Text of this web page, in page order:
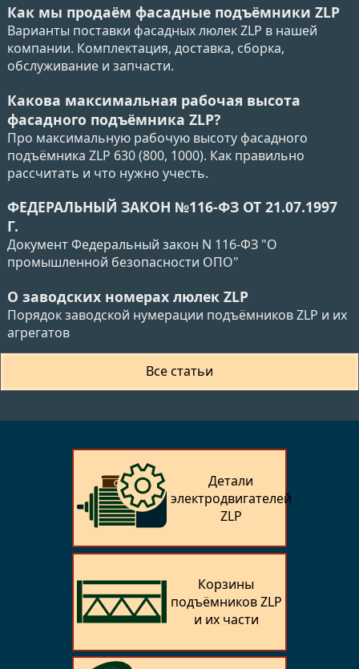
Как мы продаём фасадные подъёмники ZLP
Варианты поставки фасадных люлек ZLP в нашей
компании. Комплектация, доставка, сборка,
обслуживание и запчасти.
Какова максимальная рабочая высота
фасадного подъёмника ZLP?
Про максимальную рабочую высоту фасадного
подъёмника ZLP 630 (800, 1000). Как правильно
рассчитать и что нужно учесть.
ФЕДЕРАЛЬНЫЙ ЗАКОН №116-ФЗ ОТ 21.07.1997
Г.
Документ Федеральный закон N 116-ФЗ "О
промышленной безопасности ОПО"
О заводских номерах люлек ZLP
Порядок заводской нумерации подъёмников ZLP и их
агрегатов
Все статьи
Детали
электродвигателей
ZLP
Корзины
подъёмников ZLP
и их части